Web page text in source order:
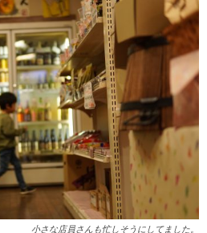
小さな店員さんも忙しそうにしてました。